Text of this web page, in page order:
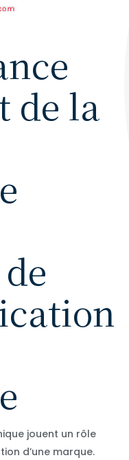
de la
jouent un rôle
d’une marque.